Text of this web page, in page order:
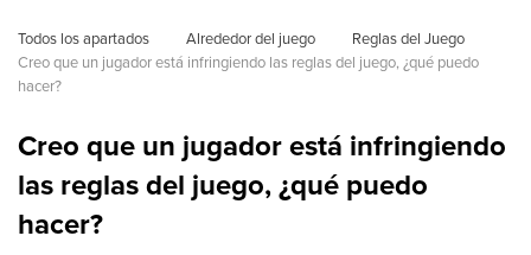
Todos los apartados Alrededor del juego
Reglas del Juego
Creo que un jugador está infringiendo las reglas del juego, ¿qué puedo
hacer?
Creo que un jugador está infringiendo
las reglas del juego, ¿qué puedo
hacer?